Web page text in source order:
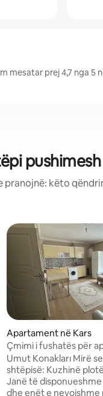
mesatar prej 4,7 nga 5
pranojnë: këto
4,83 nga 5, 46
Apartament në Kars
Çmimi i fushatës për
luksoz 2+1 në qendër
Umut Konakları Mirë se vjen! Veçantitë e
shtëpisë: Kuzhinë plotësisht e pajisur:
Janë të
dhe enët e